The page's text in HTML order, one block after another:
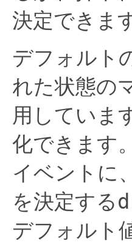
決定できま
デフォルト
れた状態の
用していま
化できます。
イベントに
を決定する
デフォルト